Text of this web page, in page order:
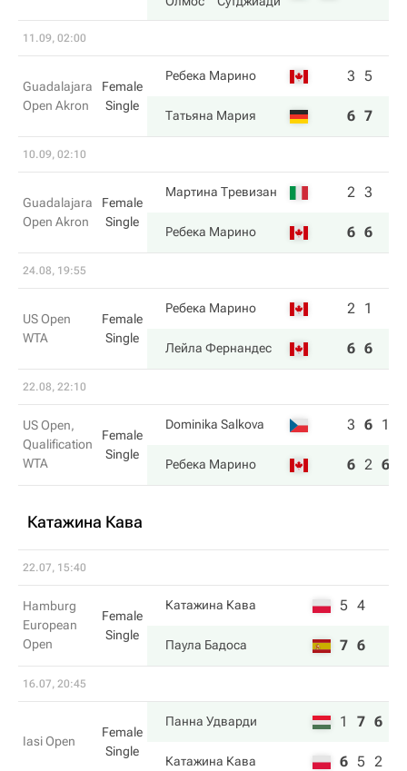
11.09, 02:00
Guadalajara
Open Akron
Female
Single
Ребека Марино 3 5
Татьяна Мария 6 7
10.09, 02:10
Guadalajara
Open Akron
Female
Single
Мартина Тревизан 2 3
Ребека Марино 6 6
24.08, 19:55
US Open
WTA
Female
Single
Ребека Марино 2 1
Лейла Фернандес 6 6
22.08, 22:10
US Open,
Qualification
WTA
Female
Single
Dominika Salkova 3 6 1
Ребека Марино 6 2 6
Катажина Кава
22.07, 15:40
Hamburg
European
Open
Female
Single
Катажина Кава 5 4
Паула Бадоса 7 6
16.07, 20:45
Iasi Open
Female
Single
Панна Удварди 1 7 6
Катажина Кава 6 5 2